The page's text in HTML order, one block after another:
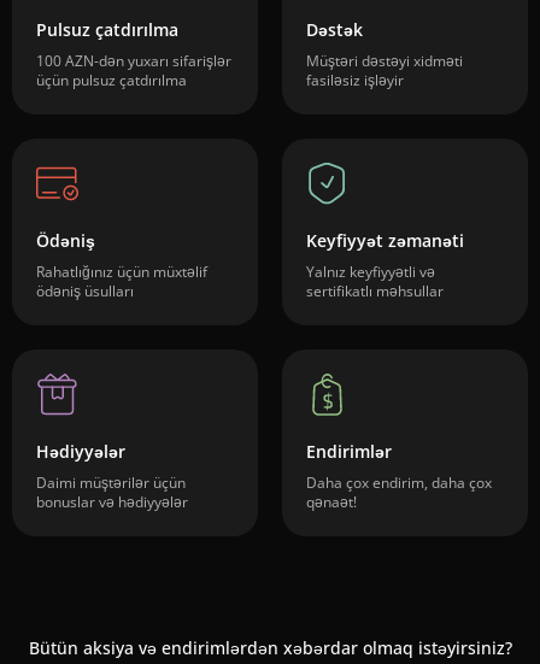
Pulsuz çatdırılma
100 AZN-dən yuxarı sifarişlər
üçün pulsuz çatdırılma
Dəstək
Müştəri dəstəyi xidməti
fasiləsiz işləyir
Ödəniş
Rahatlığınız üçün müxtəlif
ödəniş üsulları
Keyfiyyət zəmanəti
Yalnız keyfiyyətli və
sertifikatlı məhsullar
Hədiyyələr
Daimi müştərilər üçün
bonuslar və hədiyyələr
Endirimlər
Daha çox endirim, daha çox
qənaət!
Bütün aksiya və endirimlərdən xəbərdar olmaq istəyirsiniz?